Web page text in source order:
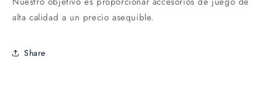
alta calidad a un precio asequible.
Share